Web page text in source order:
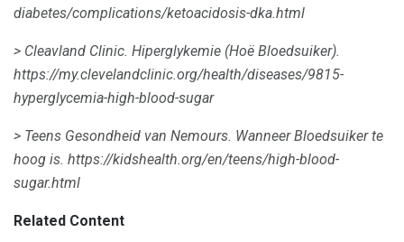
diabetes/complications/ketoacidosis-dka.html
> Cleavland Clinic. Hiperglykemie (Hoë Bloedsuiker).
https://my.clevelandclinic.org/health/diseases/9815-
hyperglycemia-high-blood-sugar
> Teens Gesondheid van Nemours. Wanneer Bloedsuiker te
hoog is. https://kidshealth.org/en/teens/high-blood-
sugar.html
Related Content